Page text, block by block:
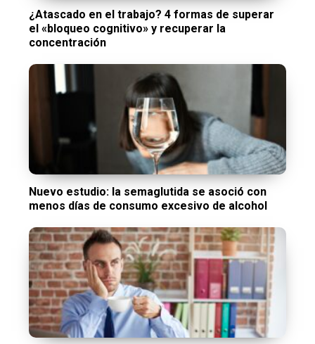
¿Atascado en el trabajo? 4 formas de superar
el «bloqueo cognitivo» y recuperar la
concentración
Nuevo estudio: la semaglutida se asoció con
menos días de consumo excesivo de alcohol